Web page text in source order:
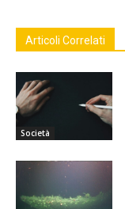
Articoli Correlati
Società